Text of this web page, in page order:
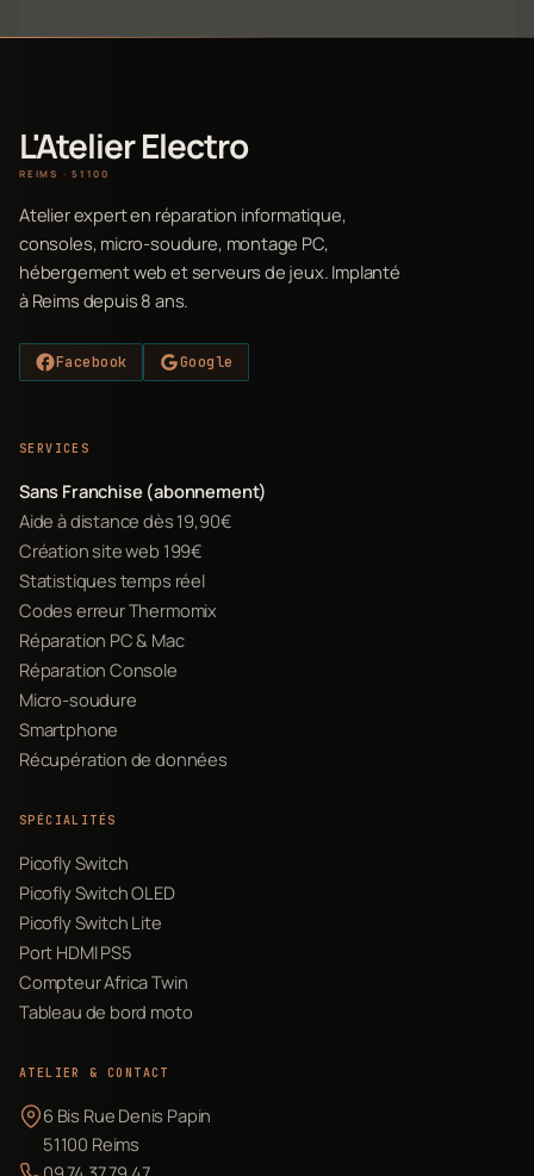
L'Atelier Electro
REIMS · 51100
Atelier expert en réparation informatique,
consoles, micro-soudure, montage PC,
hébergement web et serveurs de jeux. Implanté
à Reims depuis 8 ans.
Facebook Google
SERVICES
Sans Franchise (abonnement)
Aide à distance dès 19,90€
Création site web 199€
Statistiques temps réel
Codes erreur Thermomix
Réparation PC & Mac
Réparation Console
Micro-soudure
Smartphone
Récupération de données
SPÉCIALITÉS
Picofly Switch
Picofly Switch OLED
Picofly Switch Lite
Port HDMI PS5
Compteur Africa Twin
Tableau de bord moto
ATELIER & CONTACT
6 Bis Rue Denis Papin
51100 Reims